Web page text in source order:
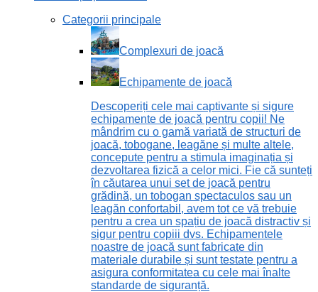
Categorii principale
Complexuri de joacă
Echipamente de joacă
Descoperiți cele mai captivante și sigure
echipamente de joacă pentru copii! Ne
mândrim cu o gamă variată de structuri de
joacă, tobogane, leagăne și multe altele,
concepute pentru a stimula imaginația și
dezvoltarea fizică a celor mici. Fie că sunteți
în căutarea unui set de joacă pentru
grădină, un tobogan spectaculos sau un
leagăn confortabil, avem tot ce vă trebuie
pentru a crea un spațiu de joacă distractiv și
sigur pentru copiii dvs. Echipamentele
noastre de joacă sunt fabricate din
materiale durabile și sunt testate pentru a
asigura conformitatea cu cele mai înalte
standarde de siguranță.